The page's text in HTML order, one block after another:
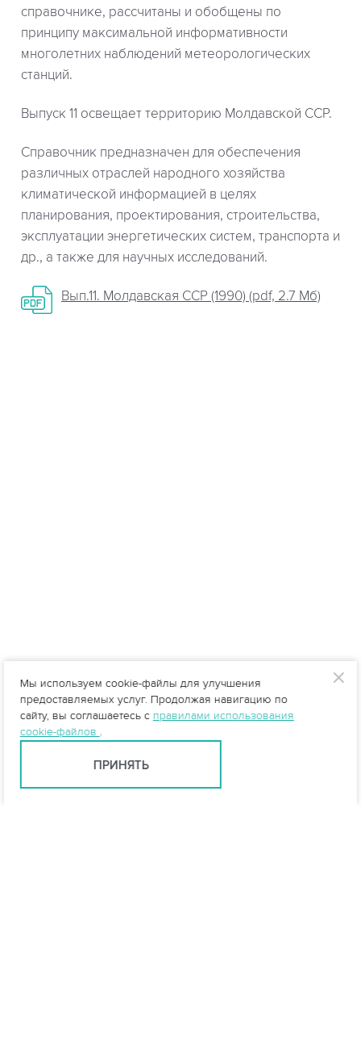
справочнике, рассчитаны и обобщены по
принципу максимальной информативности
многолетних наблюдений метеорологических
станций.
Выпуск 11 освещает территорию Молдавской ССР.
Справочник предназначен для обеспечения
различных отраслей народного хозяйства
климатической информацией в целях
планирования, проектирования, строительства,
эксплуатации энергетических систем, транспорта и
др., а также для научных исследований.
Вып.11. Молдавская ССР (1990) (pdf, 2.7 Мб)
Мы используем cookie-файлы для улучшения
предоставляемых услуг. Продолжая навигацию по
сайту, вы соглашаетесь с правилами использования
cookie-файлов .
ПРИНЯТЬ